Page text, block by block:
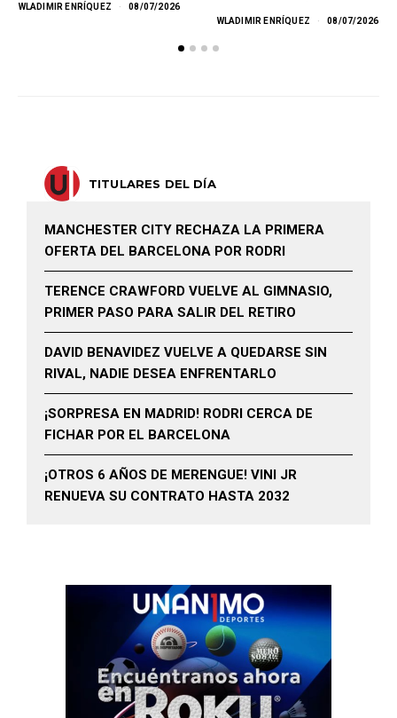
WLADIMIR ENRÍQUEZ 08/07/2026
WLADIMIR ENRÍQUEZ 08/07/2026
TITULARES DEL DÍA
MANCHESTER CITY RECHAZA LA PRIMERA
OFERTA DEL BARCELONA POR RODRI
TERENCE CRAWFORD VUELVE AL GIMNASIO,
PRIMER PASO PARA SALIR DEL RETIRO
DAVID BENAVIDEZ VUELVE A QUEDARSE SIN
RIVAL, NADIE DESEA ENFRENTARLO
¡SORPRESA EN MADRID! RODRI CERCA DE
FICHAR POR EL BARCELONA
¡OTROS 6 AÑOS DE MERENGUE! VINI JR
RENUEVA SU CONTRATO HASTA 2032